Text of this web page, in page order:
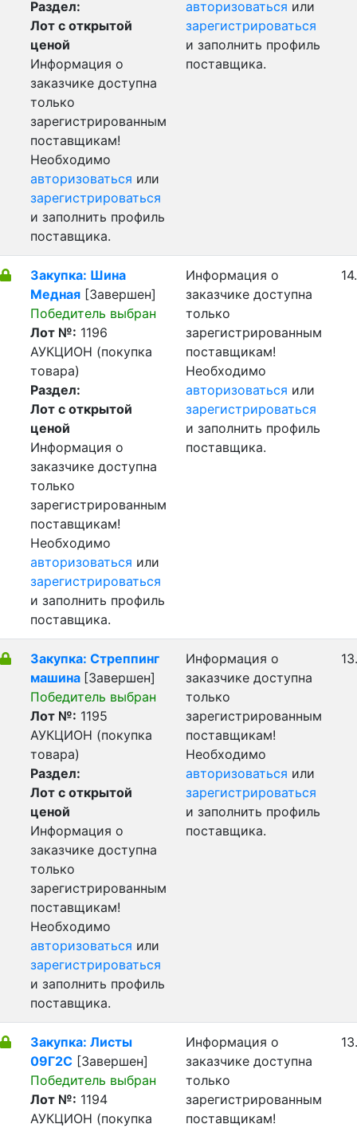
Раздел:
Лот с открытой
ценой
Информация о
заказчике доступна
только
зарегистрированным
поставщикам!
Необходимо
авторизоваться или
зарегистрироваться
и заполнить профиль
поставщика.
авторизоваться или
зарегистрироваться
и заполнить профиль
поставщика.
Закупка: Шина
Медная [Завершен]
Победитель выбран
Лот №: 1196
АУКЦИОН (покупка
товара)
Раздел:
Лот с открытой
ценой
Информация о
заказчике доступна
только
зарегистрированным
поставщикам!
Необходимо
авторизоваться или
зарегистрироваться
и заполнить профиль
поставщика.
Информация о
заказчике доступна
только
зарегистрированным
поставщикам!
Необходимо
авторизоваться или
зарегистрироваться
и заполнить профиль
поставщика.
Закупка: Стреппинг
машина [Завершен]
Победитель выбран
Лот №: 1195
АУКЦИОН (покупка
товара)
Раздел:
Лот с открытой
ценой
Информация о
заказчике доступна
только
зарегистрированным
поставщикам!
Необходимо
авторизоваться или
зарегистрироваться
и заполнить профиль
поставщика.
Информация о
заказчике доступна
только
зарегистрированным
поставщикам!
Необходимо
авторизоваться или
зарегистрироваться
и заполнить профиль
поставщика.
Закупка: Листы
09Г2С [Завершен]
Победитель выбран
Лот №: 1194
АУКЦИОН (покупка
Информация о
заказчике доступна
только
зарегистрированным
поставщикам!